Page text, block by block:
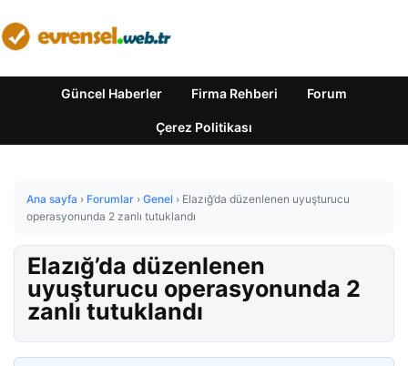
Güncel Haberler Firma Rehberi Forum
Çerez Politikası
Ana sayfa › Forumlar › Genel › Elazığ’da düzenlenen uyuşturucu
operasyonunda 2 zanlı tutuklandı
Elazığ’da düzenlenen
uyuşturucu operasyonunda 2
zanlı tutuklandı